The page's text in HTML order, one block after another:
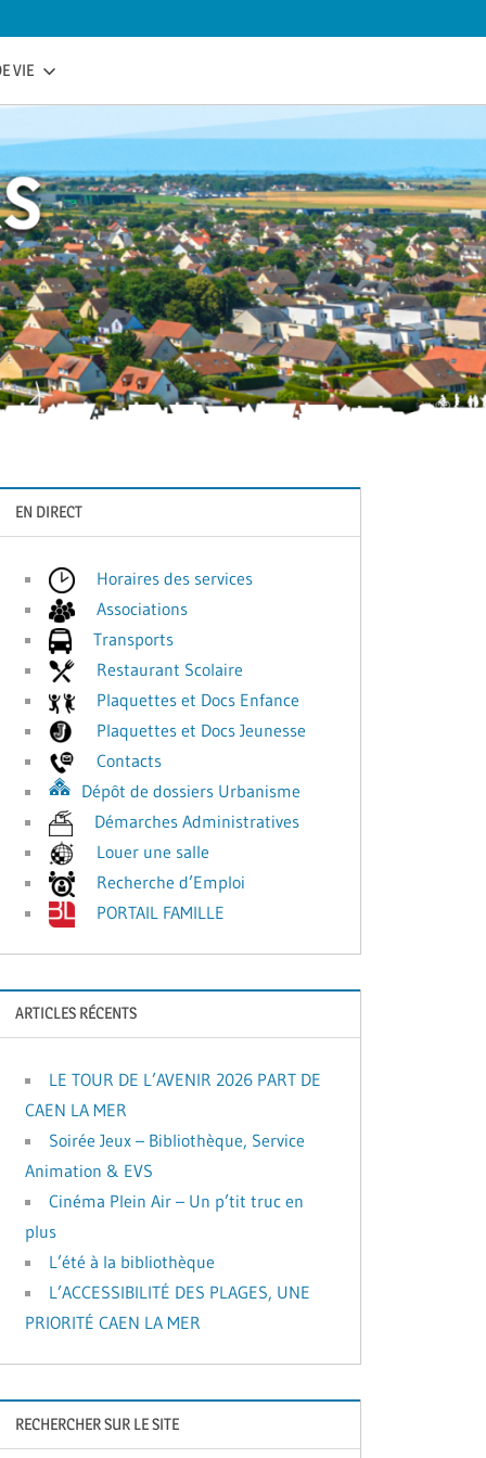
VIE
EN DIRECT
Horaires des services
Associations
Transports
Restaurant Scolaire
Plaquettes et Docs Enfance
Plaquettes et Docs Jeunesse
Contacts
Dépôt de dossiers Urbanisme
Démarches Administratives
Louer une salle
Recherche d’Emploi
PORTAIL FAMILLE
ARTICLES RÉCENTS
LE TOUR DE L’AVENIR 2026 PART DE
CAEN LA MER
Soirée Jeux – Bibliothèque, Service
Animation & EVS
Cinéma Plein Air – Un p’tit truc en
plus
L’été à la bibliothèque
L’ACCESSIBILITÉ DES PLAGES, UNE
PRIORITÉ CAEN LA MER
RECHERCHER SUR LE SITE